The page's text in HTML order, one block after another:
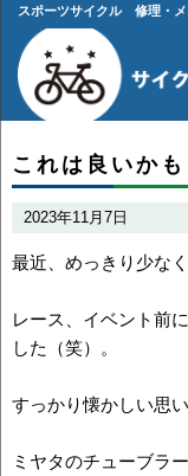
スポーツサイクル 修理・メ
これは良いかも
2023年11月7日
最近、めっきり少な
レース、イベント前
した（笑）。
すっかり懐かしい思い
ミヤタのチューブラ